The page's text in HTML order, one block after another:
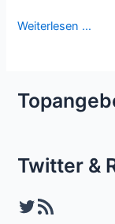
Weiterlesen …
Twitter &
Twitter RSS-Feed